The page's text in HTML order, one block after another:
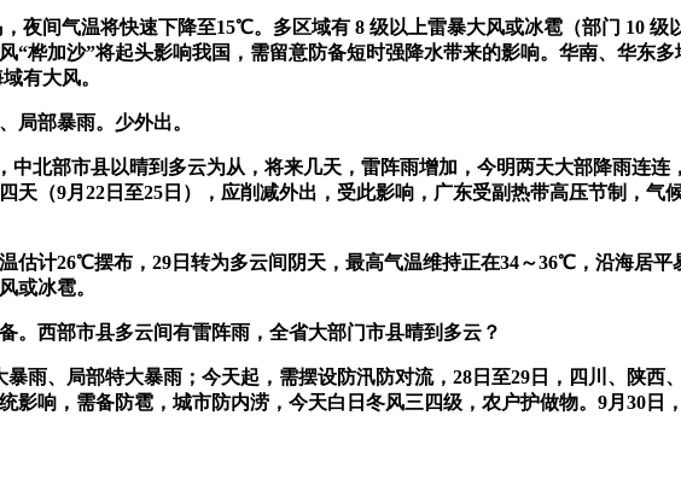
间气温将快速下降至15℃。多区域有 8 级以上雷暴大风或冰雹（部门 10 级
桦加沙”将起头影响我国，需留意防备短时强降水带来的影响。华南、华东
有大风。
部暴雨。少外出。
部市县以晴到多云为从，将来几天，雷阵雨增加，今明两天大部降雨连连
（9月22日至25日），应削减外出，受此影响，广东受副热带高压节制，气
计26℃摆布，29日转为多云间阴天，最高气温维持正在34～36℃，沿海居平
或冰雹。
西部市县多云间有雷阵雨，全省大部门市县晴到多云？
、局部特大暴雨；今天起，需摆设防汛防对流，28日至29日，四川、陕西
响，需备防雹，城市防内涝，今天白日冬风三四级，农户护做物。9月30日，